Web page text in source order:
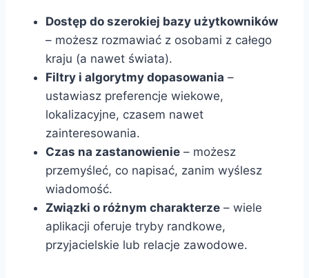
Dostęp do szerokiej bazy użytkowników
– możesz rozmawiać z osobami z całego
kraju (a nawet świata).
Filtry i algorytmy dopasowania –
ustawiasz preferencje wiekowe,
lokalizacyjne, czasem nawet
zainteresowania.
Czas na zastanowienie – możesz
przemyśleć, co napisać, zanim wyślesz
wiadomość.
Związki o różnym charakterze – wiele
aplikacji oferuje tryby randkowe,
przyjacielskie lub relacje zawodowe.